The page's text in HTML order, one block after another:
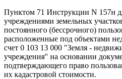
Пунктом 71 Инструкции N 157н
учреждениями земельных
постоянного (бессрочного)
расположенные под объектами
счет 0 103 13 000 "Земля -
учреждения" на основании
подтверждающего право
их кадастровой стоимости.